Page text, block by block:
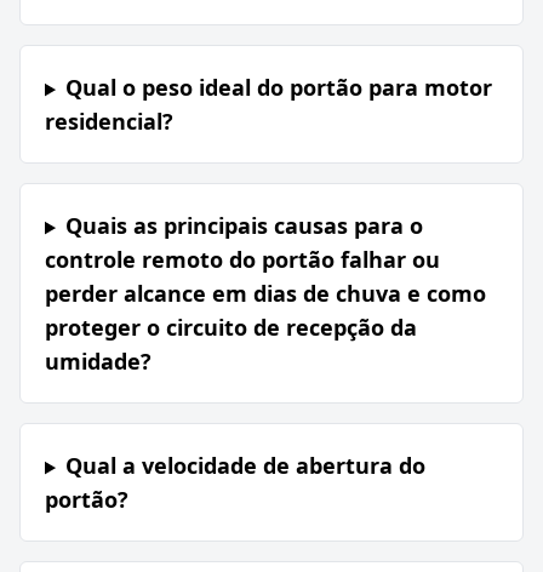
Qual o peso ideal do portão para motor
residencial?
Quais as principais causas para o
controle remoto do portão falhar ou
perder alcance em dias de chuva e como
proteger o circuito de recepção da
umidade?
Qual a velocidade de abertura do
portão?